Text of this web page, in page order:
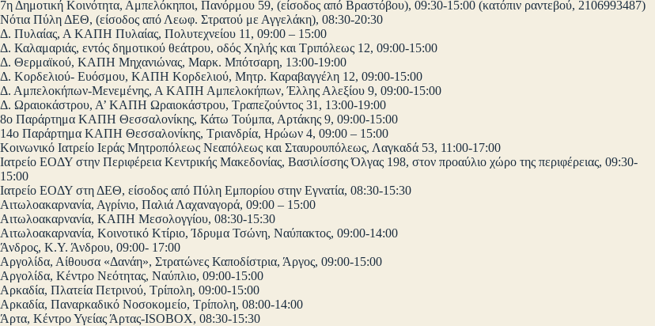
7η Δημοτική Κοινότητα, Αμπελόκηποι, Πανόρμου 59, (είσοδος από Βραστόβου), 09:30-15:00 (κατόπιν ραντεβού, 2106993487)
Νότια Πύλη ΔΕΘ, (είσοδος από Λεωφ. Στρατού με Αγγελάκη), 08:30-20:30
Δ. Πυλαίας, Α ΚΑΠΗ Πυλαίας, Πολυτεχνείου 11, 09:00 – 15:00
Δ. Καλαμαριάς, εντός δημοτικού θεάτρου, οδός Χηλής και Τριπόλεως 12, 09:00-15:00
Δ. Θερμαϊκού, ΚΑΠΗ Μηχανιώνας, Μαρκ. Μπότσαρη, 13:00-19:00
Δ. Κορδελιού- Ευόσμου, ΚΑΠΗ Κορδελιού, Μητρ. Καραβαγγέλη 12, 09:00-15:00
Δ. Αμπελοκήπων-Μενεμένης, Α ΚΑΠΗ Αμπελοκήπων, Έλλης Αλεξίου 9, 09:00-15:00
Δ. Ωραιοκάστρου, Α’ ΚΑΠΗ Ωραιοκάστρου, Τραπεζούντος 31, 13:00-19:00
8ο Παράρτημα ΚΑΠΗ Θεσσαλονίκης, Κάτω Τούμπα, Αρτάκης 9, 09:00-15:00
14ο Παράρτημα ΚΑΠΗ Θεσσαλονίκης, Τριανδρία, Ηρώων 4, 09:00 – 15:00
Κοινωνικό Ιατρείο Ιεράς Μητροπόλεως Νεαπόλεως και Σταυρουπόλεως, Λαγκαδά 53, 11:00-17:00
Ιατρείο ΕΟΔΥ στην Περιφέρεια Κεντρικής Μακεδονίας, Βασιλίσσης Όλγας 198, στον προαύλιο χώρο της περιφέρειας, 09:30-
15:00
Ιατρείο ΕΟΔΥ στη ΔΕΘ, είσοδος από Πύλη Εμπορίου στην Εγνατία, 08:30-15:30
Αιτωλοακαρνανία, Αγρίνιο, Παλιά Λαχαναγορά, 09:00 – 15:00
Αιτωλοακαρνανία, ΚΑΠΗ Μεσολογγίου, 08:30-15:30
Αιτωλοακαρνανία, Κοινοτικό Κτίριο, Ίδρυμα Τσώνη, Ναύπακτος, 09:00-14:00
Άνδρος, Κ.Υ. Άνδρου, 09:00- 17:00
Αργολίδα, Αίθουσα «Δανάη», Στρατώνες Καποδίστρια, Άργος, 09:00-15:00
Αργολίδα, Κέντρο Νεότητας, Ναύπλιο, 09:00-15:00
Αρκαδία, Πλατεία Πετρινού, Τρίπολη, 09:00-15:00
Αρκαδία, Παναρκαδικό Νοσοκομείο, Τρίπολη, 08:00-14:00
Άρτα, Κέντρο Υγείας Άρτας-ISOBOX, 08:30-15:30